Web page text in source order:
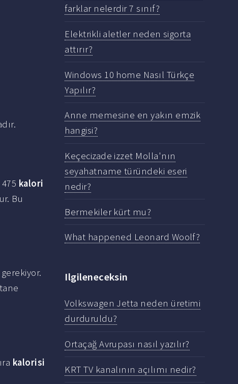
kalori
Bu
kalorisi
farklar nelerdir 7 sınıf?
Elektrikli aletler neden sigorta
attırır?
Windows 10 home Nasıl Türkçe
Yapılır?
Anne memesine en yakın emzik
hangisi?
Keçecizade izzet Molla'nın
seyahatname türündeki eseri
nedir?
Bermekiler kürt mu?
What happened Leonard Woolf?
Ilgileneceksin
Volkswagen Jetta neden üretimi
durduruldu?
Ortaçağ Avrupası nasıl yazılır?
KRT TV kanalının açılımı nedir?